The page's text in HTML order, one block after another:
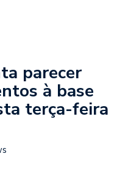
parecer
à base
terça-feira